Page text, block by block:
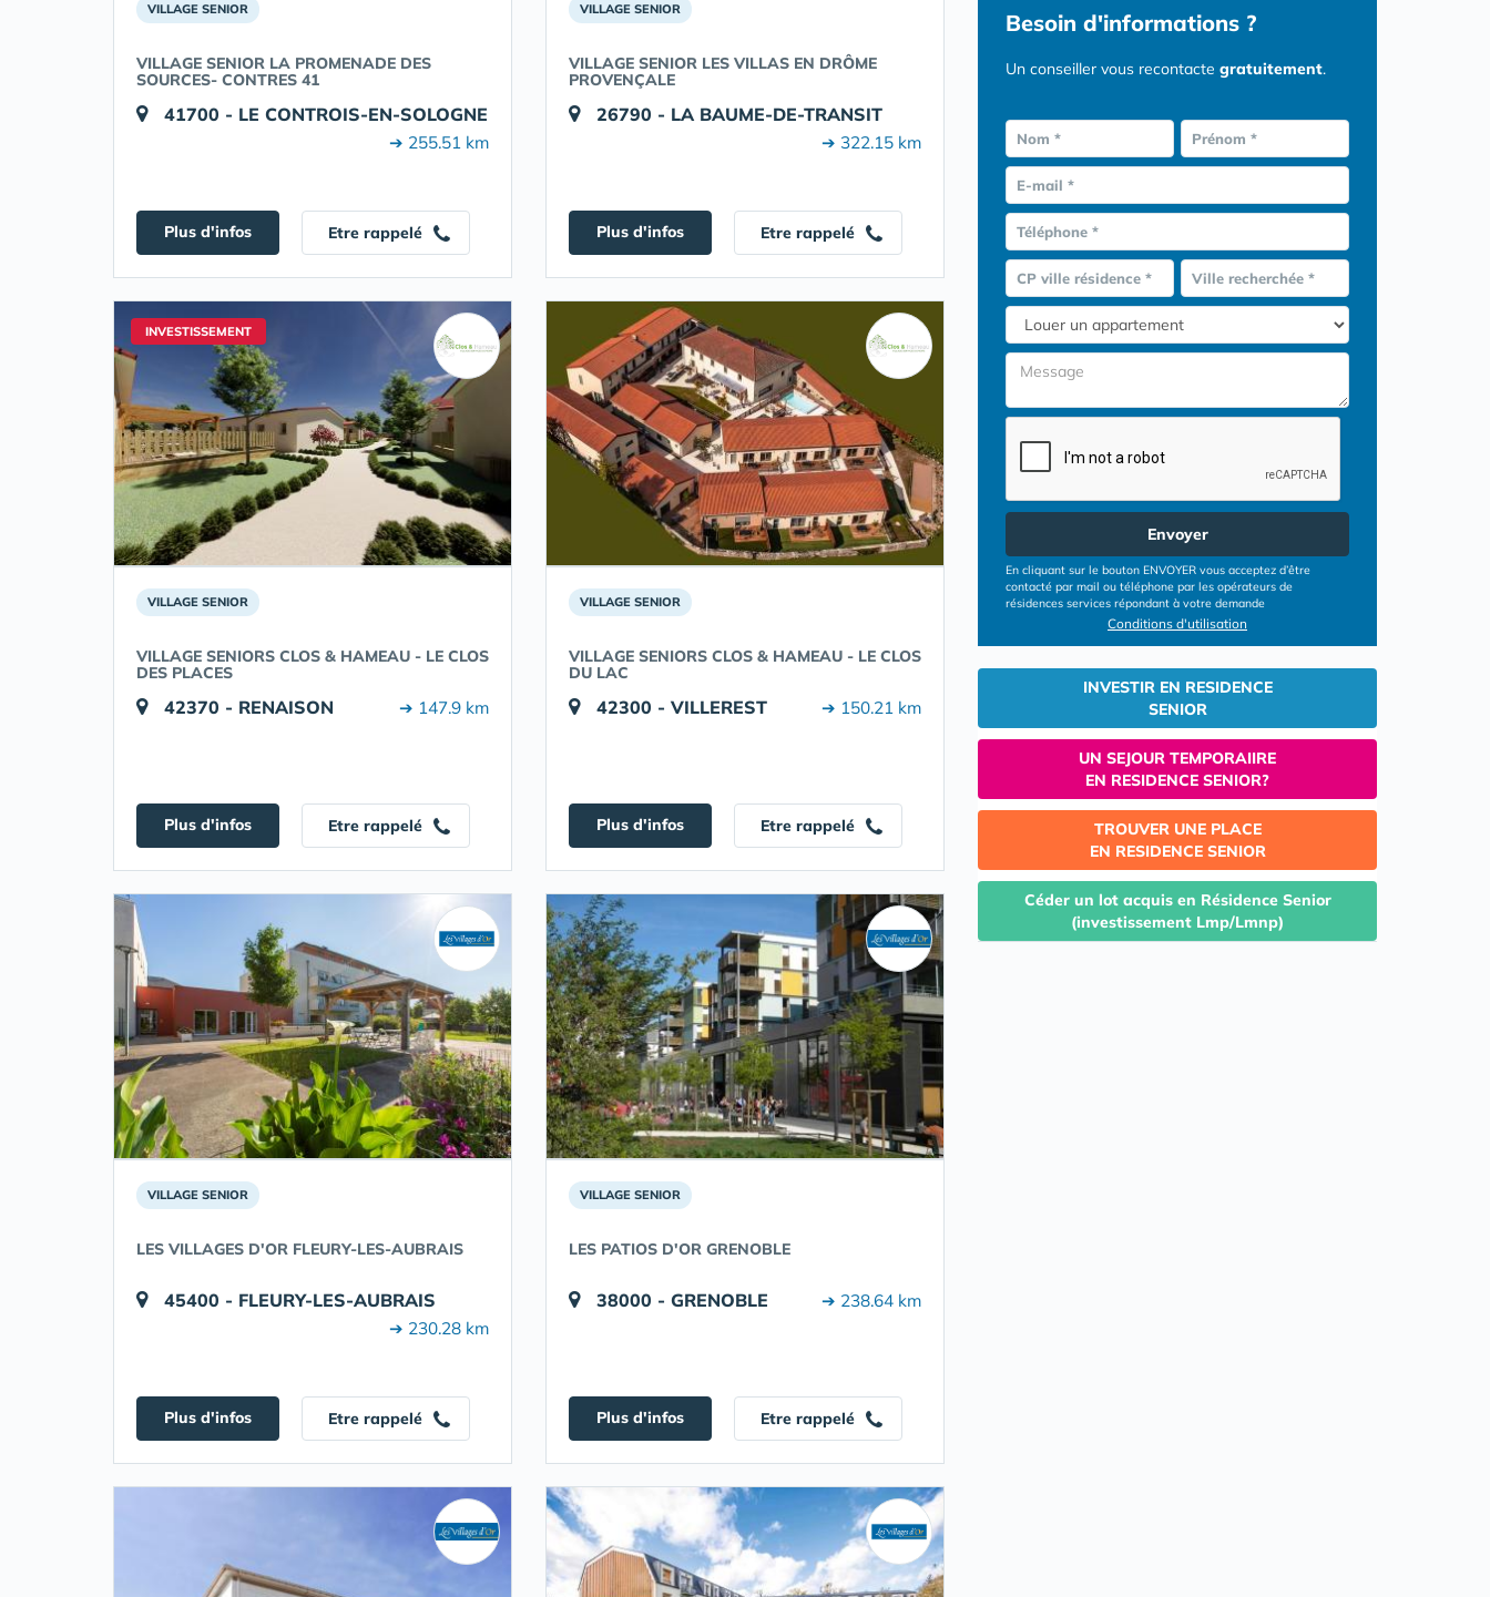
VILLAGE SENIOR
VILLAGE SENIOR LA PROMENADE DES
SOURCES- CONTRES 41
41700 - LE CONTROIS-EN-SOLOGNE
➔ 255.51 km
Plus d'infos Etre rappelé
VILLAGE SENIOR
VILLAGE SENIOR LES VILLAS EN DRÔME
PROVENÇALE
26790 - LA BAUME-DE-TRANSIT
➔ 322.15 km
Plus d'infos Etre rappelé
INVESTISSEMENT
VILLAGE SENIOR
VILLAGE SENIORS CLOS & HAMEAU - LE CLOS
DES PLACES
42370 - RENAISON ➔ 147.9 km
Plus d'infos Etre rappelé
VILLAGE SENIOR
VILLAGE SENIORS CLOS & HAMEAU - LE CLOS
DU LAC
42300 - VILLEREST ➔ 150.21 km
Plus d'infos Etre rappelé
VILLAGE SENIOR
LES VILLAGES D'OR FLEURY-LES-AUBRAIS
45400 - FLEURY-LES-AUBRAIS
➔ 230.28 km
Plus d'infos Etre rappelé
VILLAGE SENIOR
LES PATIOS D'OR GRENOBLE
38000 - GRENOBLE ➔ 238.64 km
Plus d'infos Etre rappelé
Besoin d'informations ?
Un conseiller vous recontacte gratuitement.
Nom * Prénom *
E-mail *
Téléphone *
CP ville résidence * Ville recherchée *
Envoyer
En cliquant sur le bouton ENVOYER vous acceptez d’être
contacté par mail ou téléphone par les opérateurs de
résidences services répondant à votre demande
Conditions d'utilisation
INVESTIR EN RESIDENCE
SENIOR
UN SEJOUR TEMPORAIIRE
EN RESIDENCE SENIOR?
TROUVER UNE PLACE
EN RESIDENCE SENIOR
Céder un lot acquis en Résidence Senior
(investissement Lmp/Lmnp)